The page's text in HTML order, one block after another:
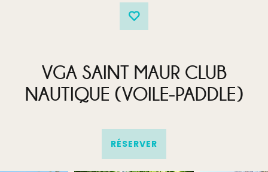
VGA SAINT MAUR CLUB
NAUTIQUE (VOILE-PADDLE)
RÉSERVER